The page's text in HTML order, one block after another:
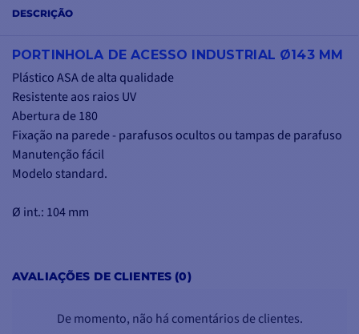
DESCRIÇÃO
PORTINHOLA DE ACESSO INDUSTRIAL Ø143 MM
Plástico ASA de alta qualidade
Resistente aos raios UV
Abertura de 180
Fixação na parede - parafusos ocultos ou tampas de parafuso
Manutenção fácil
Modelo standard.
Ø int.: 104 mm
AVALIAÇÕES DE CLIENTES (0)
De momento, não há comentários de clientes.